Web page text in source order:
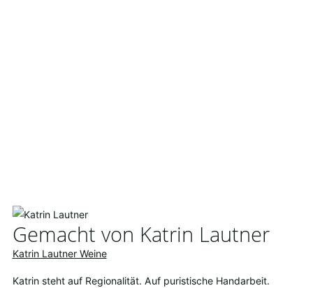
Gemacht von Katrin Lautner
Katrin Lautner Weine
Katrin steht auf Regionalität. Auf puristische Handarbeit.